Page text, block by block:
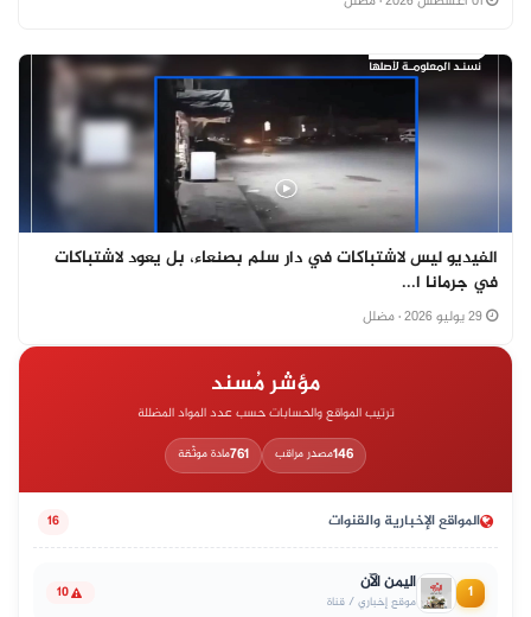
الفيديو ليس لاشتباكات في دار سلم بصنعاء، بل يعود لاشتباكات
في جرمانا ا...
· مضلل
مؤشر مُسند
ترتيب المواقع والحسابات حسب عدد المواد المضللة
146مصدر مراقب 761مادة موثّقة
المواقع الإخبارية والقنوات 16
1 اليمن الآن
موقع إخباري / قناة 10